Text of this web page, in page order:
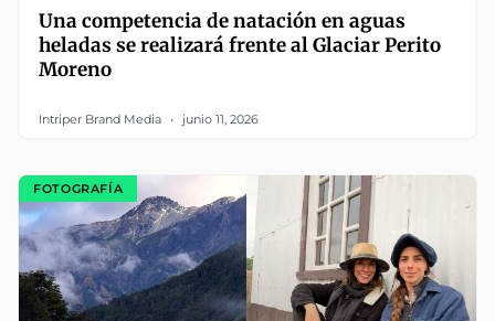
Una competencia de natación en aguas
heladas se realizará frente al Glaciar Perito
Moreno
Intriper Brand Media junio 11, 2026
FOTOGRAFÍA